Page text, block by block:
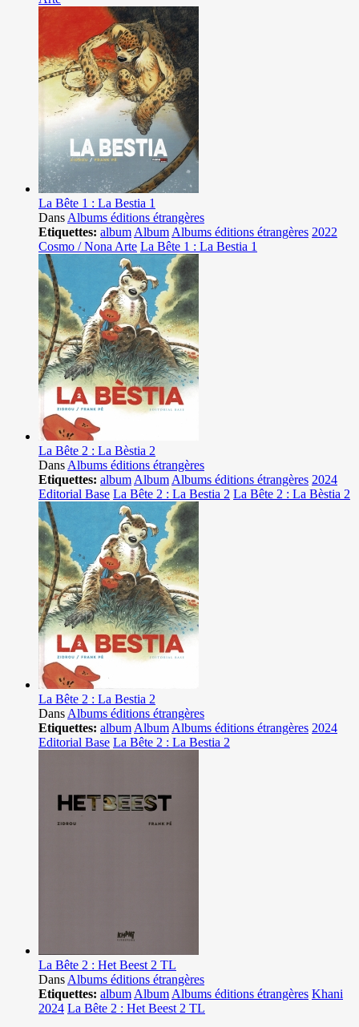
La Bête 1 : La Bestia 1
Dans Albums éditions étrangères
Etiquettes: album Album Albums éditions étrangères 2022
Cosmo / Nona Arte La Bête 1 : La Bestia 1
La Bête 2 : La Bèstia 2
Dans Albums éditions étrangères
Etiquettes: album Album Albums éditions étrangères 2024
Editorial Base La Bête 2 : La Bestia 2 La Bête 2 : La Bèstia 2
La Bête 2 : La Bestia 2
Dans Albums éditions étrangères
Etiquettes: album Album Albums éditions étrangères 2024
Editorial Base La Bête 2 : La Bestia 2
La Bête 2 : Het Beest 2 TL
Dans Albums éditions étrangères
Etiquettes: album Album Albums éditions étrangères Khani
2024 La Bête 2 : Het Beest 2 TL